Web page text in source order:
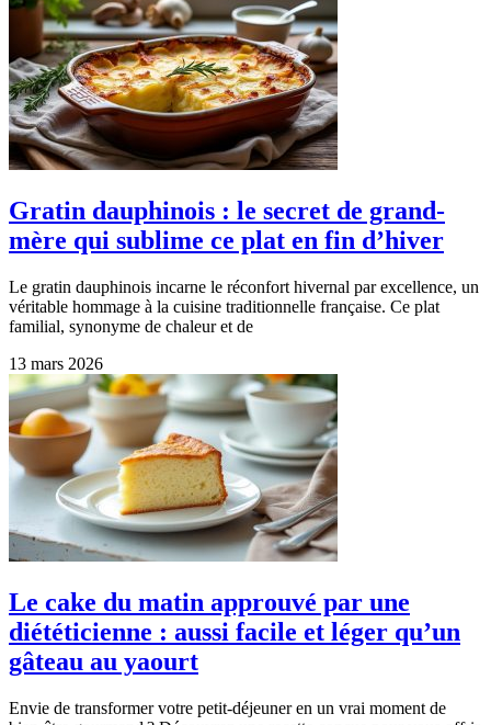
Gratin dauphinois : le secret de grand-
mère qui sublime ce plat en fin d’hiver
Le gratin dauphinois incarne le réconfort hivernal par excellence, un
véritable hommage à la cuisine traditionnelle française. Ce plat
familial, synonyme de chaleur et de
13 mars 2026
Le cake du matin approuvé par une
diététicienne : aussi facile et léger qu’un
gâteau au yaourt
Envie de transformer votre petit-déjeuner en un vrai moment de